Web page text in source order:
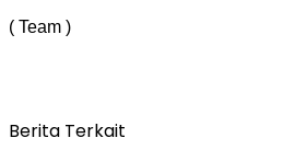
( Team )
Berita Terkait